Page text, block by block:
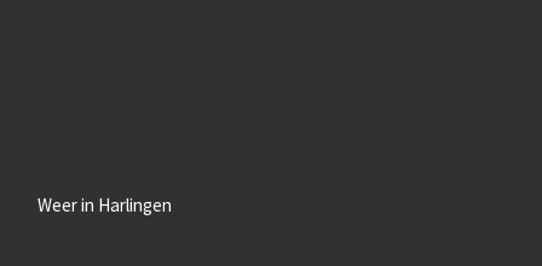
Weer in Harlingen